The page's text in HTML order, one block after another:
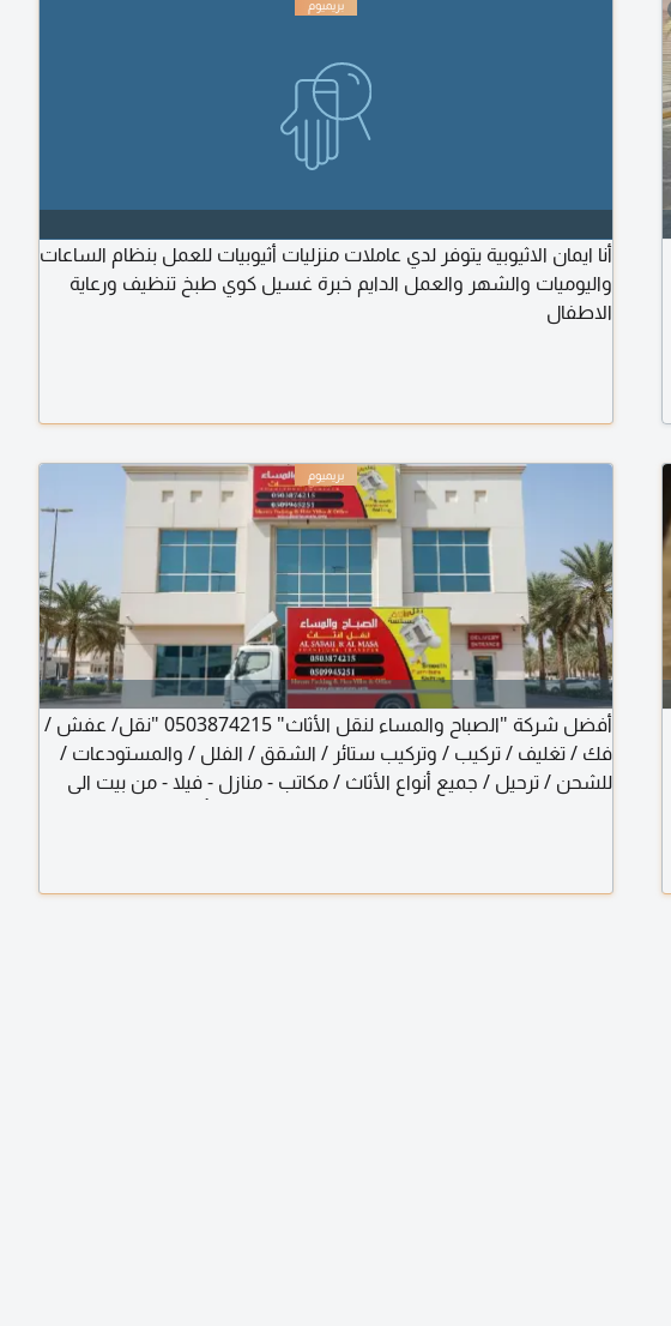
أنا ايمان الاثيوبية يتوفر لدي عاملات منزليات أثيوبيات للعمل بنظام الساعات
واليوميات والشهر والعمل الدايم خبرة غسيل كوي طبخ تنظيف ورعاية
الاطفال
أفضل شركة "الصباح والمساء لنقل الأثاث" 0503874215 "نقل/ عفش /
فك / تغليف / تركيب / وتركيب ستائر / الشقق / الفلل / والمستودعات /
للشحن / ترحيل / جميع أنواع الأثاث / مكاتب - منازل - فيلا - من بيت الى